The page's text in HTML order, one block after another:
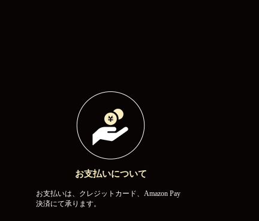
お支払いについて
お支払いは、クレジットカード、Amazon Pay
決済にて承ります。